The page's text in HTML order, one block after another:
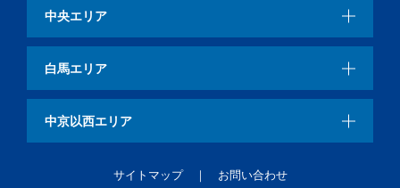
中央エリア
白馬エリア
中京以西エリア
サイトマップ お問い合わせ